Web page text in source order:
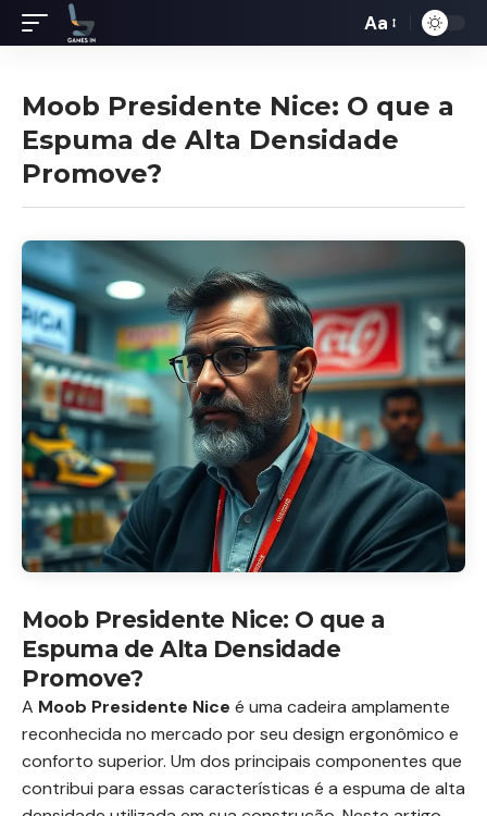
fontes
Aa
Moob Presidente Nice: O que a
Espuma de Alta Densidade
Promove?
Moob Presidente Nice: O que a
Espuma de Alta Densidade
Promove?
A Moob Presidente Nice é uma cadeira amplamente
reconhecida no mercado por seu design ergonômico e
conforto superior. Um dos principais componentes que
contribui para essas características é a espuma de alta